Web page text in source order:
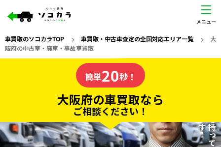
車買取のソコカラTOP > 車買取・中古車査定の全国対応エリア一覧> 大
阪府の中古車・廃車・事故車買取
の車買取なら
ソコカラの 私たちが責任を持って
査定いたします！
簡単20秒！
大阪府の車買取なら
ご相談ください！